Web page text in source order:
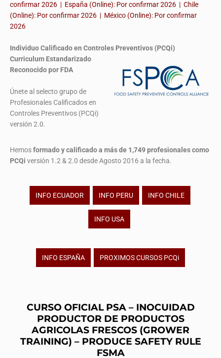
confirmar 2026 | España (Online): Por confirmar 2026 | Chile
(Online): Por confirmar 2026 | México (Online): Por confirmar
2026
Individuo Calificado en Controles Preventivos (PCQi)
Curriculum Estandarizado
Reconocido por FDA
Únete al selecto grupo de
Profesionales Calificados en
Controles Preventivos (PCQi)
versión 2.0.
Hemosformado y calificado a más de 1,749 profesionalescomo
PCQi versión 1.2 & 2.0 desde Agosto 2016 a la fecha.
INFO ECUADOR INFO PERU INFO CHILE
INFO USA
INFO ESPAÑA PROXIMOS CURSOS PCQi
CURSO OFICIAL PSA – INOCUIDAD
PRODUCTOR DE PRODUCTOS
AGRICOLAS FRESCOS (GROWER
TRAINING) – PRODUCE SAFETY RULE
FSMA